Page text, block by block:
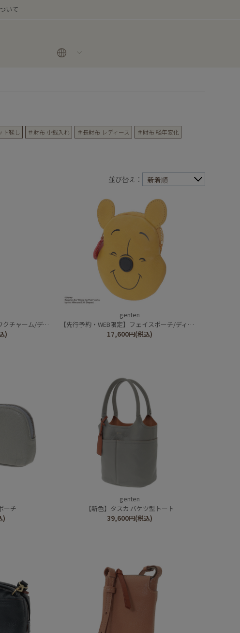
ト鞣し ＃財布 小銭入れ ＃長財布 レディース ＃財布 経年変化
並び替え： 新着順
キャラクター/ピグレット
)
genten
【先行予約・WEB限定】フェイスポーチ/ディズニーキャラクター/くまのプーさん
17,600円(税込)
ーチ
)
genten
【新色】タスカ バケツ型トート
39,600円(税込)